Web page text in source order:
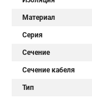
Материал
Серия
Сечение
Сечение кабеля
Тип